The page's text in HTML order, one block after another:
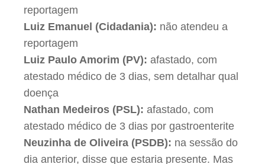
reportagem
Luiz Emanuel (Cidadania): não atendeu a
reportagem
Luiz Paulo Amorim (PV): afastado, com
atestado médico de 3 dias, sem detalhar qual
doença
Nathan Medeiros (PSL): afastado, com
atestado médico de 3 dias por gastroenterite
Neuzinha de Oliveira (PSDB): na sessão do
dia anterior, disse que estaria presente. Mas